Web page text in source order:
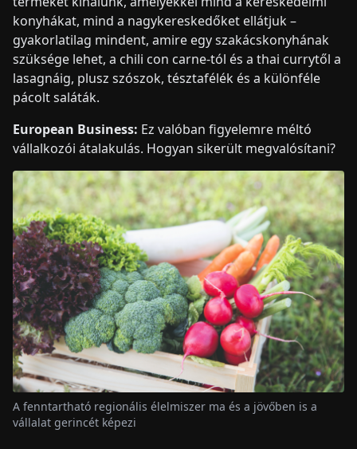
konyhákat, mind a nagykereskedőket ellátjuk –
gyakorlatilag mindent, amire egy szakácskonyhának
szüksége lehet, a chili con carne-tól és a thai currytől a
lasagnáig, plusz szószok, tésztafélék és a különféle
pácolt saláták.
European Business: Ez valóban figyelemre méltó
vállalkozói átalakulás. Hogyan sikerült megvalósítani?
A fenntartható regionális élelmiszer ma és a jövőben is a
vállalat gerincét képezi